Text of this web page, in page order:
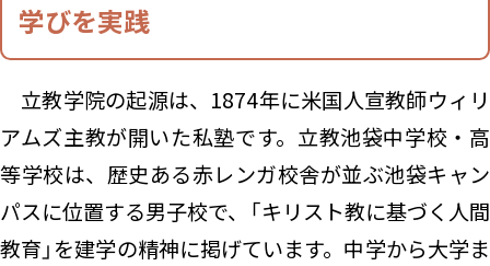
学びを実践
立教学院の起源は、1874年に米国人宣教師ウィリ
アムズ主教が開いた私塾です。立教池袋中学校・高
等学校は、歴史ある赤レンガ校舎が並ぶ池袋キャン
パスに位置する男子校で、「キリスト教に基づく人間
教育」を建学の精神に掲げています。中学から大学ま